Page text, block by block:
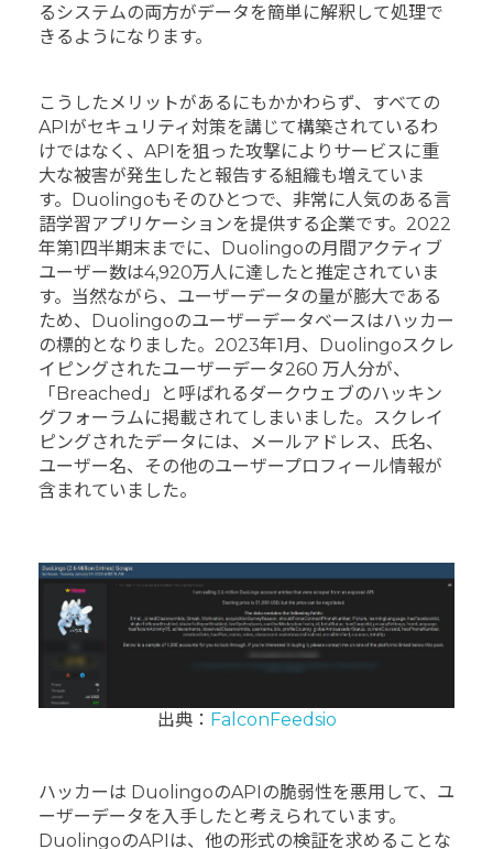
るシステムの両方がデータを簡単に解釈して処理で
きるようになります。
こうしたメリットがあるにもかかわらず、すべての
APIがセキュリティ対策を講じて構築されているわ
けではなく、APIを狙った攻撃によりサービスに重
大な被害が発生したと報告する組織も増えていま
す。Duolingoもそのひとつで、非常に人気のある言
語学習アプリケーションを提供する企業です。2022
年第1四半期末までに、Duolingoの月間アクティブ
ユーザー数は4,920万人に達したと推定されていま
す。当然ながら、ユーザーデータの量が膨大である
ため、Duolingoのユーザーデータベースはハッカー
の標的となりました。2023年1月、Duolingoスクレ
イピングされたユーザーデータ260 万人分が、
「Breached」と呼ばれるダークウェブのハッキン
グフォーラムに掲載されてしまいました。スクレイ
ピングされたデータには、メールアドレス、氏名、
ユーザー名、その他のユーザープロフィール情報が
含まれていました。
出典： FalconFeedsio
ハッカーは DuolingoのAPIの脆弱性を悪用して、ユ
ーザーデータを入手したと考えられています。
DuolingoのAPIは、他の形式の検証を求めることな